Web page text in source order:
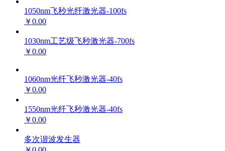
1050nm飞秒光纤激光器-100fs
￥0.00
1030nm工艺级飞秒激光器-700fs
￥0.00
1060nm光纤飞秒激光器-40fs
￥0.00
1550nm光纤飞秒激光器-40fs
￥0.00
多次谐波发生器